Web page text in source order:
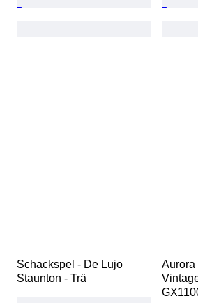
Schackspel - De Lujo
Staunton - Trä
Aurora